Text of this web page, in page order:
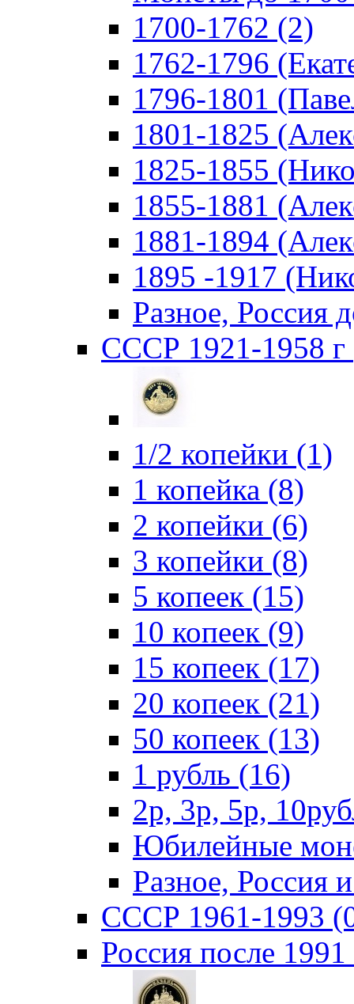
1700-1762 (2)
1762-1796
1796-1801
1801-1825
1825-1855
1855-1881
1881-1894
1895 -1917
Разное, Россия
СССР 1921-1958 г
1/2 копейки (1)
1 копейка (8)
2 копейки (6)
3 копейки (8)
5 копеек (15)
10 копеек (9)
15 копеек (17)
20 копеек (21)
50 копеек (13)
1 рубль (16)
2р, 3р, 5р,
Юбилейные
Разное, Россия
СССР 1961-1993
Россия после